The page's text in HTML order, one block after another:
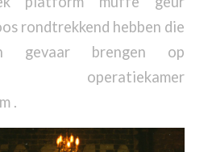
rondtrekkend hebben die
gevaar brengen op
operatiekamer
.